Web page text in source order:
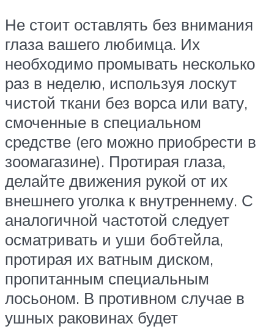
Не стоит оставлять без внимания
глаза вашего любимца. Их
необходимо промывать несколько
раз в неделю, используя лоскут
чистой ткани без ворса или вату,
смоченные в специальном
средстве (его можно приобрести в
зоомагазине). Протирая глаза,
делайте движения рукой от их
внешнего уголка к внутреннему. С
аналогичной частотой следует
осматривать и уши бобтейла,
протирая их ватным диском,
пропитанным специальным
лосьоном. В противном случае в
ушных раковинах будет